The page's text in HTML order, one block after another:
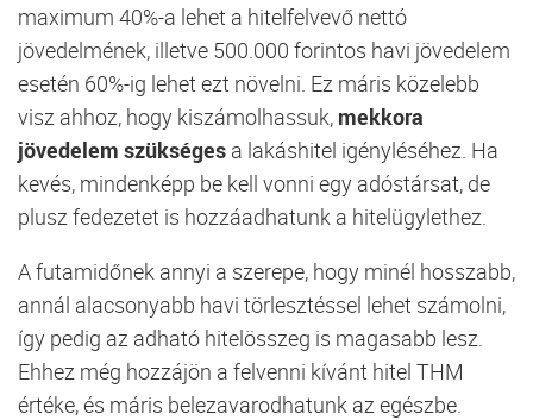
maximum 40%-a lehet a hitelfelvevő nettó
jövedelmének, illetve 500.000 forintos havi jövedelem
esetén 60%-ig lehet ezt növelni. Ez máris közelebb
visz ahhoz, hogy kiszámolhassuk, mekkora
jövedelem szükséges a lakáshitel igényléséhez. Ha
kevés, mindenképp be kell vonni egy adóstársat, de
plusz fedezetet is hozzáadhatunk a hitelügylethez.
A futamidőnek annyi a szerepe, hogy minél hosszabb,
annál alacsonyabb havi törlesztéssel lehet számolni,
így pedig az adható hitelösszeg is magasabb lesz.
Ehhez még hozzájön a felvenni kívánt hitel THM
értéke, és máris belezavarodhatunk az egészbe.